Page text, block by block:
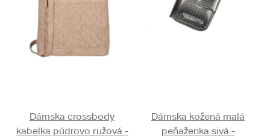
Dámska crossbody
kabelka púdrovo ružová -
Dámska kožená malá
peňaženka sivá -